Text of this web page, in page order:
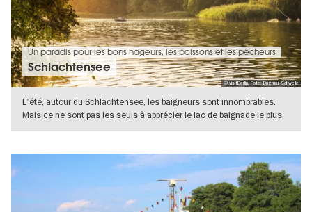
© visitBerlin, Foto: Dagmar Schwelle
Un paradis pour les bons nageurs, les poissons et les pêcheurs
Schlachtensee
L'été, autour du Schlachtensee, les baigneurs sont innombrables.
Mais ce ne sont pas les seuls à apprécier le lac de baignade le plus